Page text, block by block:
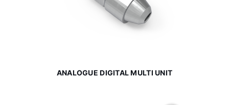
ANALOGUE DIGITAL MULTI UNIT